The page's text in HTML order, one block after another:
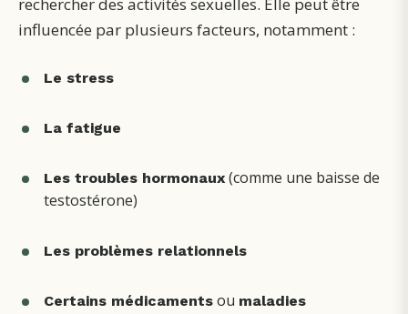
rechercher des activités sexuelles. Elle peut être
influencée par plusieurs facteurs, notamment :
Le stress
La fatigue
Les troubles hormonaux (comme une baisse de
testostérone)
Les problèmes relationnels
Certains médicaments ou maladies